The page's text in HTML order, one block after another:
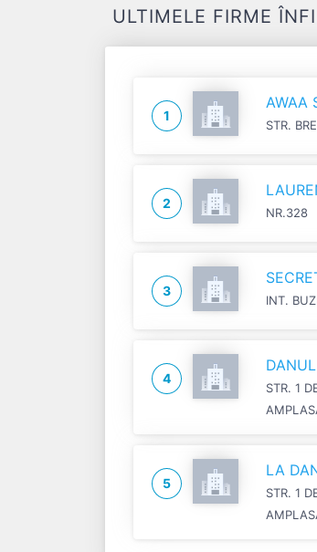
ULTIMELE FIRME
1
AWAA
STR.
2
NR.328
3
INT.
4
STR. 1
5
LA
STR. 1